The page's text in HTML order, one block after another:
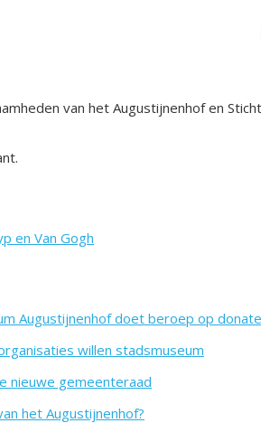
van het Augustijnenhof en
en Van Gogh
Augustijnenhof doet beroep op
willen stadsmuseum
nieuwe gemeenteraad
het Augustijnenhof?